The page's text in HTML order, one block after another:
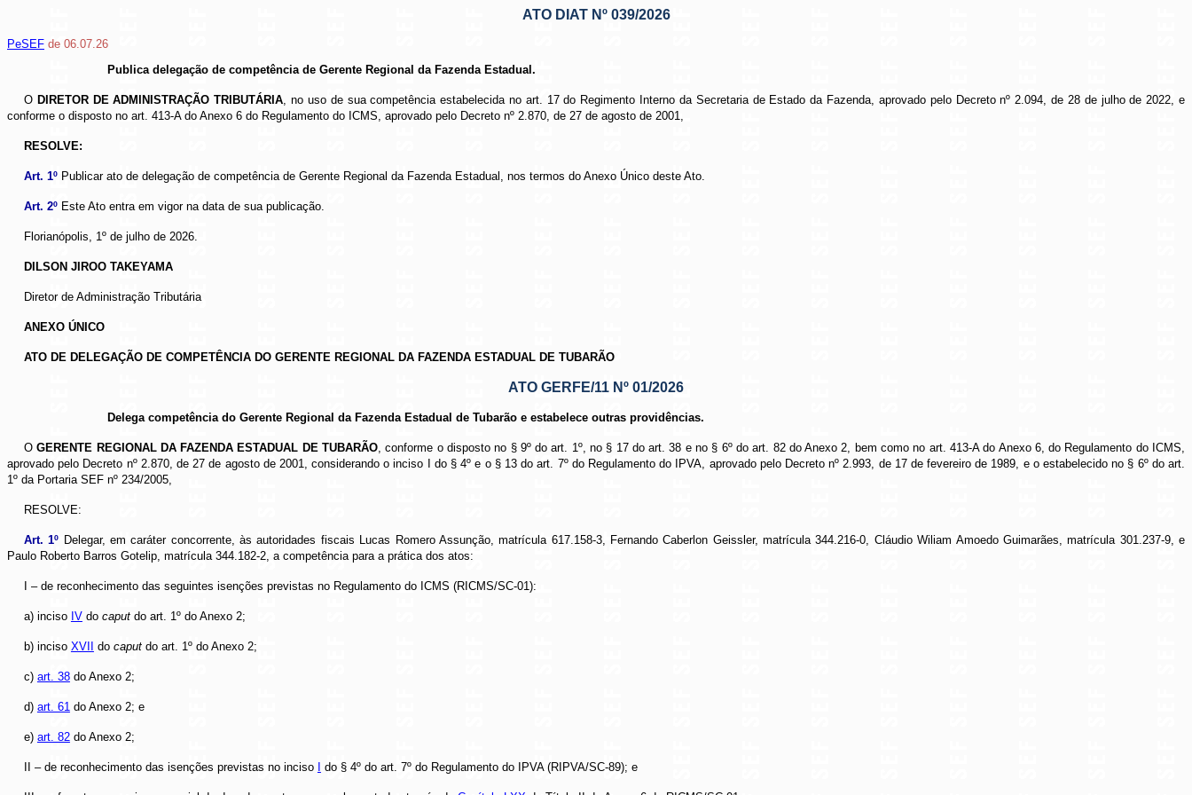
ATO DIAT Nº 039/2026
PeSEF de 06.07.26
Publica delegação de competência de Gerente Regional da Fazenda Estadual.
O DIRETOR DE ADMINISTRAÇÃO TRIBUTÁRIA, no uso de sua competência estabelecida no art. 17 do Regimento Interno da Secretaria de Estado da Fazenda, aprovado pelo Decreto nº 2.094, de 28 de julho de 2022, e
conforme o disposto no art. 413-A do Anexo 6 do Regulamento do ICMS, aprovado pelo Decreto nº 2.870, de 27 de agosto de 2001,
RESOLVE:
Art. 1ºPublicar ato de delegação de competência de Gerente Regional da Fazenda Estadual, nos termos do Anexo Único deste Ato.
Art. 2ºEste Ato entra em vigor na data de sua publicação.
Florianópolis, 1º de julho de 2026.
DILSON JIROO TAKEYAMA
Diretor de Administração Tributária
ANEXO ÚNICO
ATO DE DELEGAÇÃO DE COMPETÊNCIA DO GERENTE REGIONAL DA FAZENDA ESTADUAL DE TUBARÃO
ATO GERFE/11 Nº 01/2026
Delega competência do Gerente Regional da Fazenda Estadual de Tubarão e estabelece outras providências.
OGERENTE REGIONAL DA FAZENDA ESTADUAL DE TUBARÃO, conforme o disposto no § 9º do art. 1º, no § 17 do art. 38 e no § 6º do art. 82 do Anexo 2, bem como no art. 413-A do Anexo 6, do Regulamento do ICMS,
aprovado pelo Decreto nº 2.870, de 27 de agosto de 2001, considerando o inciso I do § 4º e o § 13 do art. 7º do Regulamento do IPVA, aprovado pelo Decreto nº 2.993, de 17 de fevereiro de 1989, e o estabelecido no § 6º do art.
1º da Portaria SEF nº 234/2005,
RESOLVE:
Art. 1º Delegar, em caráter concorrente, às autoridades fiscais Lucas Romero Assunção, matrícula 617.158-3, Fernando Caberlon Geissler, matrícula 344.216-0, Cláudio Wiliam Amoedo Guimarães, matrícula 301.237-9, e
Paulo Roberto Barros Gotelip, matrícula 344.182-2, a competência para a prática dos atos:
I – de reconhecimento das seguintes isenções previstas no Regulamento do ICMS (RICMS/SC-01):
a) inciso IVdo caputdo art. 1º do Anexo 2;
b) inciso XVII do caputdo art. 1º do Anexo 2;
c) art. 38do Anexo 2;
d) art. 61do Anexo 2; e
e) art. 82do Anexo 2;
II – de reconhecimento das isenções previstas no inciso do § 4º do art. 7º do Regulamento do IPVA (RIPVA/SC-89); e